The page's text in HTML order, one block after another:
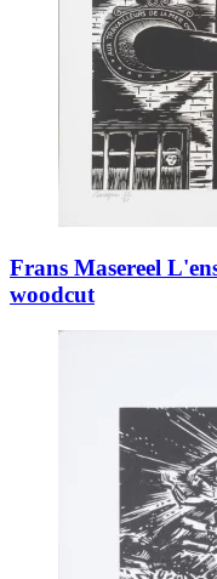
Frans Masereel
woodcut